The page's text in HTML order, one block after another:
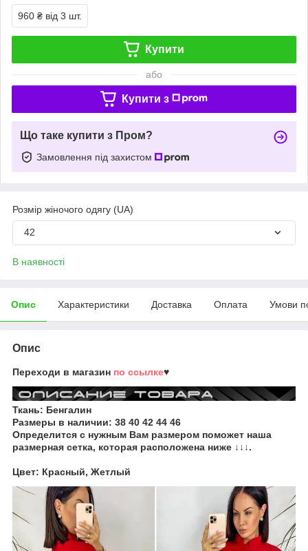
960 ₴ від 3 шт.
Купити
або
Купити з
Що таке купити з Пром?
Замовлення під захистом
Розмір жіночого одягу (UA)
42
В наявності
Опис Характеристики Доставка Оплата Умови
Опис
Переходи в магазин по ссылке♥
Ткань: Бенгалин
Размеры в наличии: 38 40 42 44 46
Определится с нужным Вам размером поможет наша
размерная сетка, которая расположена ниже ↓↓↓.
Цвет: Красный, Жетлый